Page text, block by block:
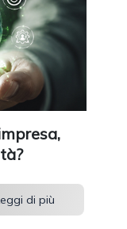
di più